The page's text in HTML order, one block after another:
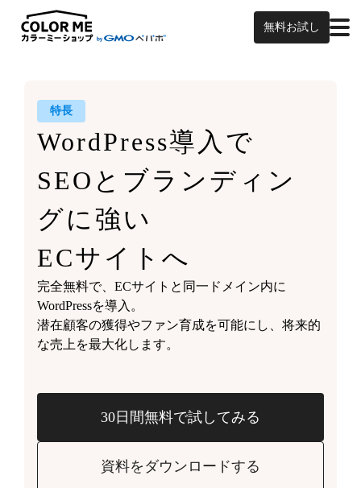
無料お試し
特長
WordPress導入で
SEOと ブランディン
グに強い
ECサイトへ
完全無料で、ECサイトと同一ドメイン内に
WordPressを導入。
潜在顧客の獲得やファン育成を可能にし、将来的
な売上を最大化します。
30日間無料で試してみる
資料をダウンロードする